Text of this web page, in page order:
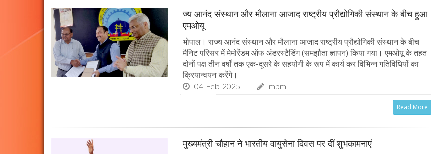
ज्य आनंद संस्थान और मौलाना आजाद राष्ट्रीय प्रौद्योगिकी संस्थान के बीच हुआ
एमओयू
भोपाल। राज्य आनंद संस्थान और मौलाना आजाद राष्ट्रीय प्रौद्योगिकी संस्थान के बीच
मैनिट परिसर में मेमोरेंडम ऑफ अंडरस्टैडिंग (समझौता ज्ञापन) किया गया। एमओयू के तहत
दोनों पक्ष तीन वर्षों तक एक-दूसरे के सहयोगी के रूप में कार्य कर विभिन्न गतिविधियों का
क्रियान्वयन करेंगे।
04-Feb-2025 mpm
Read More
मुख्यमंत्री चौहान ने भारतीय वायुसेना दिवस पर दीं शुभकामनाएं
दोगुना जब इस तरह बनाएंगे गुड़-मूंगफली की चिक्की
mp mirror samachar seva